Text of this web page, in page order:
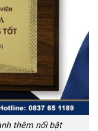
thêm nổi bật